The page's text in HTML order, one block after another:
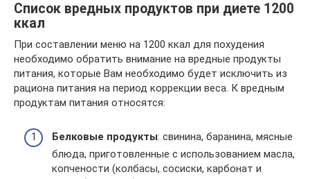
Список вредных продуктов при диете 1200
ккал
При составлении меню на 1200 ккал для похудения
необходимо обратить внимание на вредные продукты
питания, которые Вам необходимо будет исключить из
рациона питания на период коррекции веса. К вредным
продуктам питания относятся:
Белковые продукты: свинина, баранина, мясные
блюда, приготовленные с использованием масла,
копчености (колбасы, сосиски, карбонат и